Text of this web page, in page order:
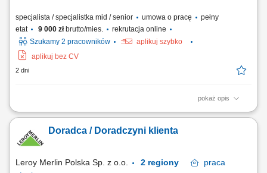
specjalista / specjalistka mid / senior umowa o pracę
pełny
etat
9 000 złbrutto/mies.
rekrutacja online
Szukamy 2 pracowników
aplikuj szybko
aplikuj bez CV
2 dni
pokaż opis
Opis stanowiska wyszukiwanie i analizowanie potencjalnych klientów
sprzedażowych oraz kwalifikowanie leadów dla zespołu handlowego,
prowadzenie pierwszego kontaktu z potencjalnymi klientami i badanie
Doradca / Doradczyni klienta
Leroy Merlin Polska Sp. z o.o.
praca